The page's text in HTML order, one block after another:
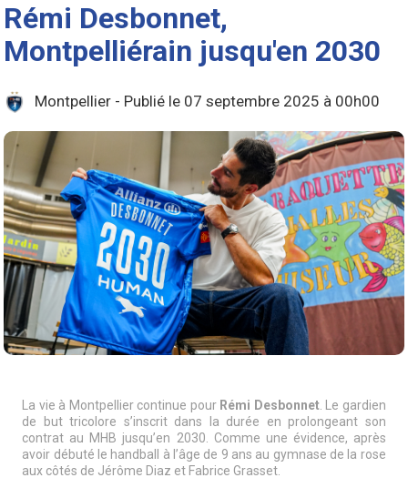
Rémi Desbonnet,
Montpelliérain jusqu'en 2030
Montpellier - Publié le 07 septembre 2025 à 00h00
La vie à Montpellier continue pourRémi Desbonnet. Le gardien
de but tricolore s’inscrit dans la durée en prolongeant son
contrat au MHB jusqu’en 2030. Comme une évidence, après
avoir débuté le handball à l’âge de 9 ans au gymnase de la rose
aux côtés de Jérôme Diaz et Fabrice Grasset.